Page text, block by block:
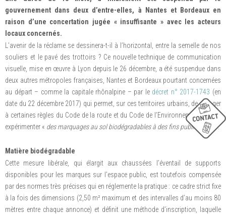
gouvernement dans deux d’entre-elles, à Nantes et Bordeaux en
raison d’une concertation jugée « insuffisante » avec les acteurs
locaux concernés.
L’avenir de la réclame se dessinera-t-il à l’horizontal, entre la semelle de nos
souliers et le pavé des trottoirs ? Ce nouvelle technique de communication
visuelle, mise en œuvre à Lyon depuis le 26 décembre, a été suspendue dans
deux autres métropoles françaises, Nantes et Bordeaux pourtant concernées
au départ – comme la capitale rhônalpine – par le décret n° 2017-1743 (en
date du 22 décembre 2017) qui permet, sur ces territoires urbains, de déroger
à certaines règles du Code de la route et du Code de l’Environnement afin d’y
expérimenter « des marquages au sol biodégradables à des fins publicitaires ».
Matière biodégradable
Cette mesure libérale, qui élargit aux chaussées l’éventail de supports
disponibles pour les marques sur l’espace public, est toutefois compensée
par des normes très précises qui en réglemente la pratique : ce cadre strict fixe
à la fois des dimensions (2,50 m² maximum et des intervalles d’au moins 80
mètres entre chaque annonce) et définit une méthode d’inscription, laquelle